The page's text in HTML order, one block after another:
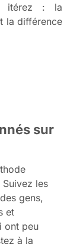
itérez : la
la différence
sur
les
gens,
et
ont peu
à la